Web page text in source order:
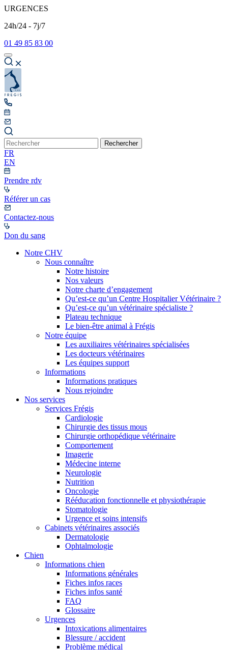
URGENCES
24h/24 - 7j/7
01 49 85 83 00
Rechercher
FR
EN
Prendre rdv
Référer un cas
Contactez-nous
Don du sang
Notre CHV
Nous connaître
Notre histoire
Nos valeurs
Notre charte d’engagement
Qu’est-ce qu’un Centre Hospitalier Vétérinaire ?
Qu’est-ce qu’un vétérinaire spécialiste ?
Plateau technique
Le bien-être animal à Frégis
Notre équipe
Les auxiliaires vétérinaires spécialisées
Les docteurs vétérinaires
Les équipes support
Informations
Informations pratiques
Nous rejoindre
Nos services
Services Frégis
Cardiologie
Chirurgie des tissus mous
Chirurgie orthopédique vétérinaire
Comportement
Imagerie
Médecine interne
Neurologie
Nutrition
Oncologie
Rééducation fonctionnelle et physiothérapie
Stomatologie
Urgence et soins intensifs
Cabinets vétérinaires associés
Dermatologie
Ophtalmologie
Chien
Informations chien
Informations générales
Fiches infos races
Fiches infos santé
FAQ
Glossaire
Urgences
Intoxications alimentaires
Blessure / accident
Problème médical